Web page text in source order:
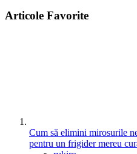
Articole Favorite
Cum să elimini mirosurile
pentru un frigider mereu